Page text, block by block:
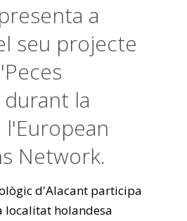
a
seu projecte
durant la
Network.
d'Alacant participa
localitat holandesa